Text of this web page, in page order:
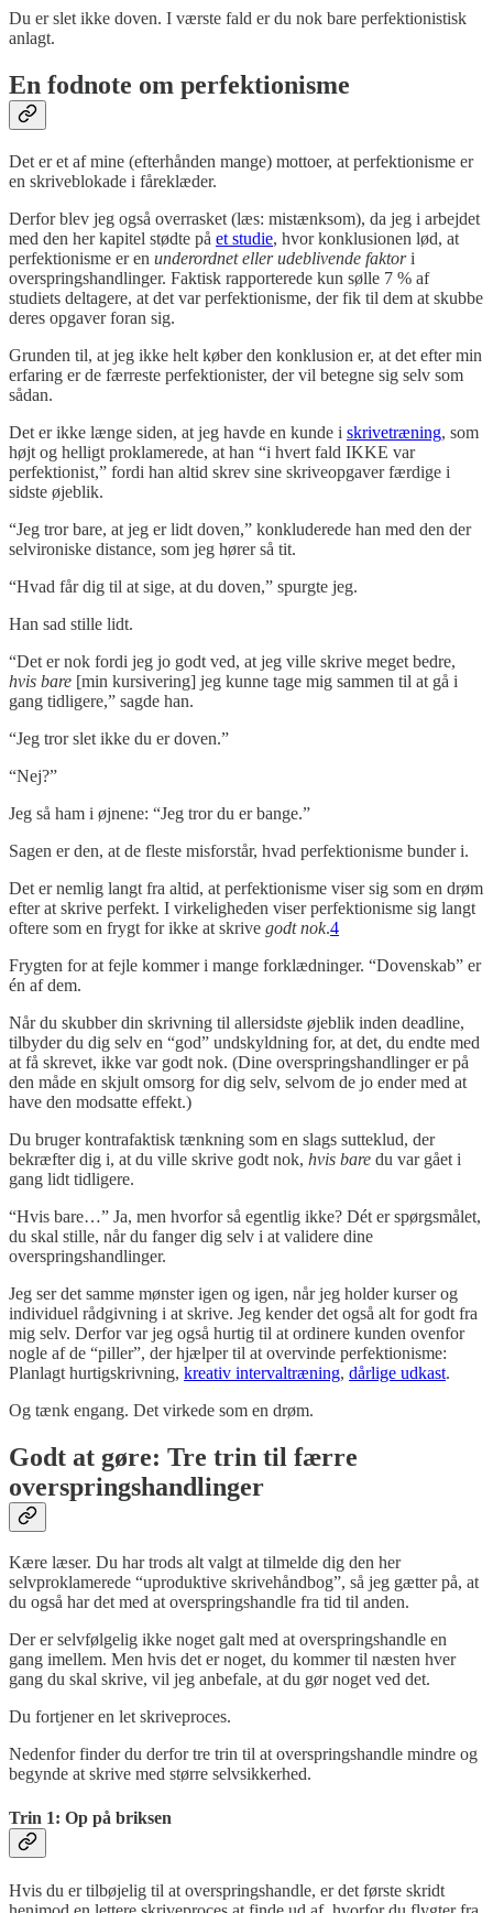
Du er slet ikke doven. I værste fald er du nok bare perfektionistisk
anlagt.
En fodnote om perfektionisme
Det er et af mine (efterhånden mange) mottoer, at perfektionisme er
en skriveblokade i fåreklæder.
Derfor blev jeg også overrasket (læs: mistænksom), da jeg i arbejdet
med den her kapitel stødte på et studie, hvor konklusionen lød, at
perfektionisme er en underordnet eller udeblivende faktori
overspringshandlinger. Faktisk rapporterede kun sølle 7 % af
studiets deltagere, at det var perfektionisme, der fik til dem at skubbe
deres opgaver foran sig.
Grunden til, at jeg ikke helt køber den konklusion er, at det efter min
erfaring er de færreste perfektionister, der vil betegne sig selv som
sådan.
Det er ikke længe siden, at jeg havde en kunde i skrivetræning, som
højt og helligt proklamerede, at han “i hvert fald IKKE var
perfektionist,” fordi han altid skrev sine skriveopgaver færdige i
sidste øjeblik.
“Jeg tror bare, at jeg er lidt doven,” konkluderede han med den der
selvironiske distance, som jeg hører så tit.
“Hvad får dig til at sige, at du doven,” spurgte jeg.
Han sad stille lidt.
“Det er nok fordi jeg jo godt ved, at jeg ville skrive meget bedre,
hvis bare [min kursivering] jeg kunne tage mig sammen til at gå i
gang tidligere,” sagde han.
“Jeg tror slet ikke du er doven.”
“Nej?”
Jeg så ham i øjnene: “Jeg tror du er bange.”
Sagen er den, at de fleste misforstår, hvad perfektionisme bunder i.
Det er nemlig langt fra altid, at perfektionisme viser sig som en drøm
efter at skrive perfekt. I virkeligheden viser perfektionisme sig langt
oftere som en frygt for ikke at skrive godt nok.4
Frygten for at fejle kommer i mange forklædninger. “Dovenskab” er
én af dem.
Når du skubber din skrivning til allersidste øjeblik inden deadline,
tilbyder du dig selv en “god” undskyldning for, at det, du endte med
at få skrevet, ikke var godt nok. (Dine overspringshandlinger er på
den måde en skjult omsorg for dig selv, selvom de jo ender med at
have den modsatte effekt.)
Du bruger kontrafaktisk tænkning som en slags sutteklud, der
bekræfter dig i, at du ville skrive godt nok, hvis bare du var gået i
gang lidt tidligere.
“Hvis bare…” Ja, men hvorfor så egentlig ikke? Dét er spørgsmålet,
du skal stille, når du fanger dig selv i at validere dine
overspringshandlinger.
Jeg ser det samme mønster igen og igen, når jeg holder kurser og
individuel rådgivning i at skrive. Jeg kender det også alt for godt fra
mig selv. Derfor var jeg også hurtig til at ordinere kunden ovenfor
nogle af de “piller”, der hjælper til at overvinde perfektionisme:
Planlagt hurtigskrivning, kreativ intervaltræning, dårlige udkast.
Og tænk engang. Det virkede som en drøm.
Godt at gøre: Tre trin til færre
overspringshandlinger
Kære læser. Du har trods alt valgt at tilmelde dig den her
selvproklamerede “uproduktive skrivehåndbog”, så jeg gætter på, at
du også har det med at overspringshandle fra tid til anden.
Der er selvfølgelig ikke noget galt med at overspringshandle en
gang imellem. Men hvis det er noget, du kommer til næsten hver
gang du skal skrive, vil jeg anbefale, at du gør noget ved det.
Du fortjener en let skriveproces.
Nedenfor finder du derfor tre trin til at overspringshandle mindre og
begynde at skrive med større selvsikkerhed.
Trin 1: Op på briksen
Hvis du er tilbøjelig til at overspringshandle, er det første skridt